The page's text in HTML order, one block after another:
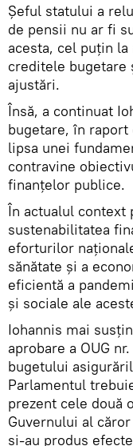
Șeful statului a
de pensii nu ar fi
acesta, cel puțin
creditele bugetare
ajustări.
Însă, a continuat
bugetare, în
lipsa unei
contravine
finanțelor publice.
În actualul context
sustenabilitatea
eforturilor
sănătate și a
eficientă a
și sociale ale
Iohannis mai
aprobare a OUG
bugetului
Parlamentul
prezent cele două
Guvernului al
și-au produs